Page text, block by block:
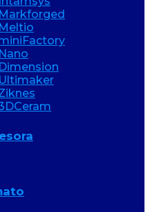
Markforged
Meltio
Nano
Dimension
Ultimaker